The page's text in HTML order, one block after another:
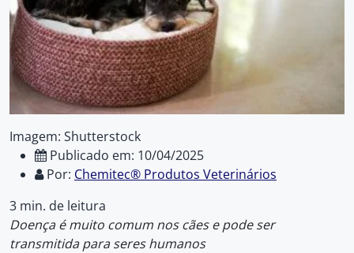
Imagem: Shutterstock
Publicado em: 10/04/2025
Por: Chemitec® Produtos Veterinários
3 min. de leitura
Doença é muito comum nos cães e pode ser
transmitida para seres humanos